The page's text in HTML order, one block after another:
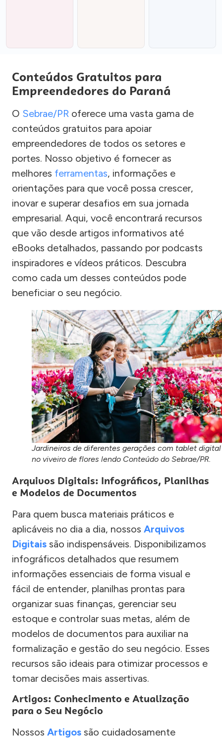
Conteúdos Gratuitos para
Empreendedores do Paraná
O Sebrae/PR oferece uma vasta gama de
conteúdos gratuitos para apoiar
empreendedores de todos os setores e
portes. Nosso objetivo é fornecer as
melhores ferramentas, informações e
orientações para que você possa crescer,
inovar e superar desafios em sua jornada
empresarial. Aqui, você encontrará recursos
que vão desde artigos informativos até
eBooks detalhados, passando por podcasts
inspiradores e vídeos práticos. Descubra
como cada um desses conteúdos pode
beneficiar o seu negócio.
Jardineiros de diferentes gerações com tablet digital
no viveiro de flores lendo Conteúdo do Sebrae/PR.
Arquivos Digitais: Infográficos, Planilhas
e Modelos de Documentos
Para quem busca materiais práticos e
aplicáveis no dia a dia, nossos Arquivos
Digitais são indispensáveis. Disponibilizamos
infográficos detalhados que resumem
informações essenciais de forma visual e
fácil de entender, planilhas prontas para
organizar suas finanças, gerenciar seu
estoque e controlar suas metas, além de
modelos de documentos para auxiliar na
formalização e gestão do seu negócio. Esses
recursos são ideais para otimizar processos e
tomar decisões mais assertivas.
Artigos: Conhecimento e Atualização
para o Seu Negócio
Nossos Artigos são cuidadosamente